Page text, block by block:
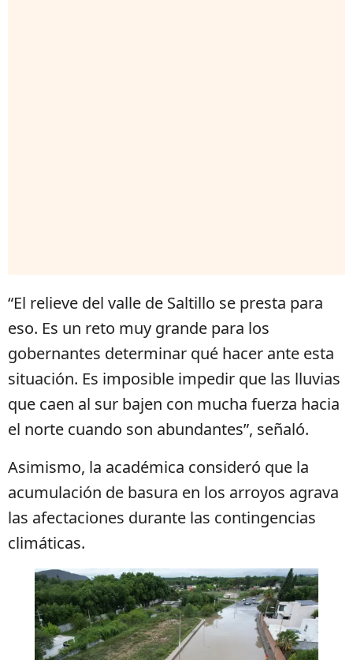
“El relieve del valle de Saltillo se presta para
eso. Es un reto muy grande para los
gobernantes determinar qué hacer ante esta
situación. Es imposible impedir que las lluvias
que caen al sur bajen con mucha fuerza hacia
el norte cuando son abundantes”, señaló.
Asimismo, la académica consideró que la
acumulación de basura en los arroyos agrava
las afectaciones durante las contingencias
climáticas.